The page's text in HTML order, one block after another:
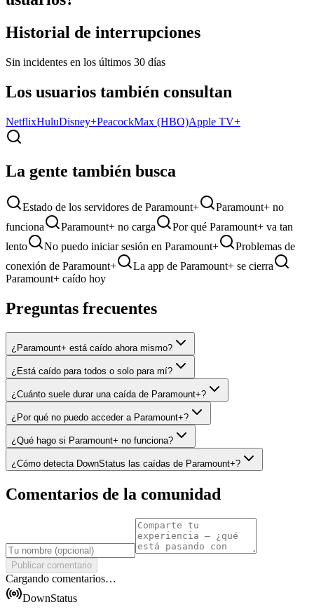
Historial de interrupciones
Sin incidentes en los últimos 30 días
Los usuarios también consultan
NetflixHuluDisney+PeacockMax (HBO)Apple TV+
La gente también busca
Estado de los servidores de Paramount+
Paramount+ no
funciona
Paramount+ no carga
Por qué Paramount+ va tan
lento
No puedo iniciar sesión en Paramount+
Problemas de
conexión de Paramount+
La app de Paramount+ se cierra
Paramount+ caído hoy
Preguntas frecuentes
¿Paramount+ está caído ahora mismo?
¿Está caído para todos o solo para mí?
¿Cuánto suele durar una caída de Paramount+?
¿Por qué no puedo acceder a Paramount+?
¿Qué hago si Paramount+ no funciona?
¿Cómo detecta DownStatus las caídas de Paramount+?
Comentarios de la comunidad
Publicar comentario
Cargando comentarios…
DownStatus